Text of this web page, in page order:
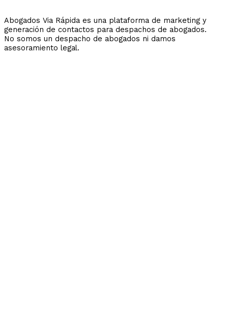
Abogados Via Rápida es una plataforma de marketing y
generación de contactos para despachos de abogados.
No somos un despacho de abogados ni damos
asesoramiento legal.